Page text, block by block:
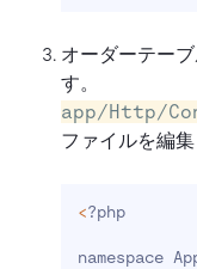
オーダーテー
す。
app/Http/
ファイルを編集
<?php
namespace